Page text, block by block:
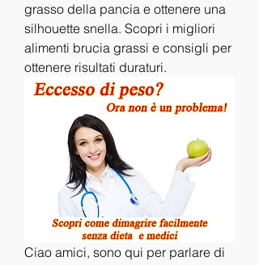
grasso della pancia e ottenere una
silhouette snella. Scopri i migliori
alimenti brucia grassi e consigli per
ottenere risultati duraturi.
Ciao amici, sono qui per parlare di